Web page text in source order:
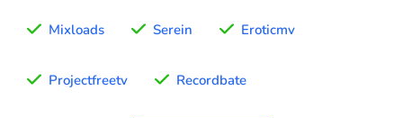
Mixloads Serein Eroticmv
Projectfreetv Recordbate